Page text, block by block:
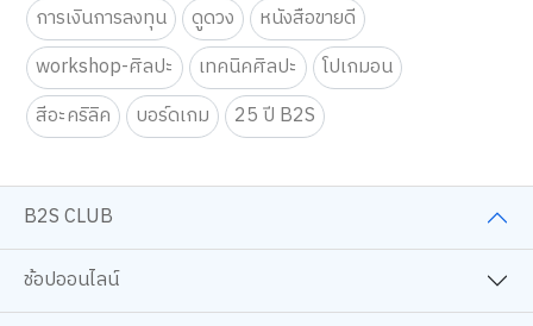
การเงินการลงทุน
ดูดวง
หนังสือขายดี
workshop-ศิลปะ
เทคนิคศิลปะ
โปเกมอน
สีอะคริลิค
บอร์ดเกม 25 ปี B2S
B2S CLUB
ช้อปออนไลน์